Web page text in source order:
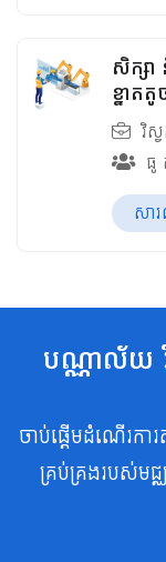
សិក្សា
ខ្នាត
វិស្
ធូ
សារ
បណ្ណាល័យ វិ
ចាប់ផ្តើមដំណើរកា
គ្រប់គ្រងរបស់មជ្